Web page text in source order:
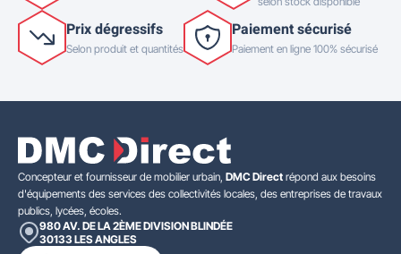
Prix dégressifs
Selon produit et quantités
Paiement sécurisé
Paiement en ligne 100% sécurisé
Concepteur et fournisseur de mobilier urbain, DMC Direct répond aux besoins
d'équipements des services des collectivités locales, des entreprises de travaux
publics, lycées, écoles.
980 AV. DE LA 2ÈME DIVISION BLINDÉE
30133 LES ANGLES